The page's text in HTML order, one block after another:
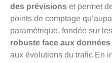
des prévisions et permet
points de comptage
paramétrique, fondée sur
robuste face aux
aux évolutions du trafic.En